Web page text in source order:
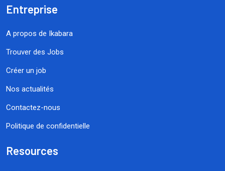
Entreprise
A propos de Ikabara
Trouver des Jobs
Créer un job
Nos actualités
Contactez-nous
Politique de confidentielle
Resources